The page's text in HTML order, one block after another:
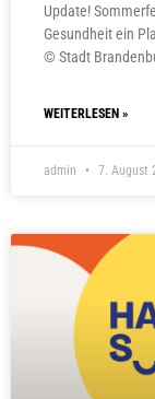
Update!
Gesundheit ein
© Stadt
WEITERLESEN »
admin 7. August